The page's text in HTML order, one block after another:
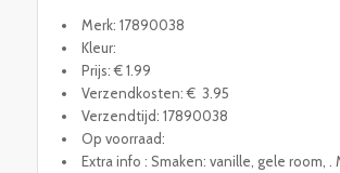
Merk: 17890038
Kleur:
Prijs: € 1.99
Verzendkosten: € 3.95
Verzendtijd: 17890038
Op voorraad:
Extra info : Smaken: vanille, gele room, .